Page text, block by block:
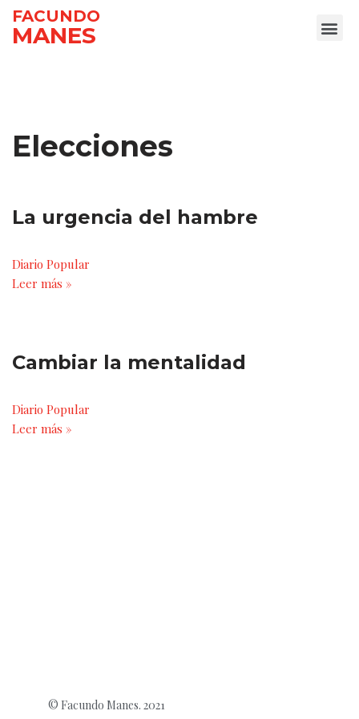
Ir
FACUNDO
MANES
Elecciones
La urgencia del hambre
Diario Popular
Leer más »
Cambiar la mentalidad
Diario Popular
Leer más »
© Facundo Manes. 2021